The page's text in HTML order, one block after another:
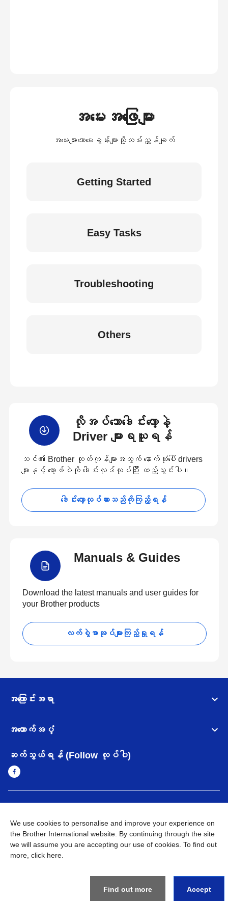
အမေးအဖြေများ
အမေးများသောမေးခွန်းများသို့လမ်းညွှန်ချက်
Getting Started
Easy Tasks
Troubleshooting
Others
လိုအပ်သောဒေါင်းလော့နဲ့
Driver များရယူရန်
သင်၏ Brother ထုတ်ကုန်များအတွက် နောက်ဆုံးပေါ် drivers
များနှင့် ဆော့ဖ်ဝဲကို ဒေါင်းလုဒ်လုပ်ပြီး ထည့်သွင်းပါ။
ဒေါင်းလော့လုပ်ထားသည်ကိုကြည့်ရန်
Manuals & Guides
Download the latest manuals and user guides for
your Brother products
လက်စွဲစာအုပ်များကြည့်ရှုရန်
အကြောင်းအရာ
အထောက်အပံ့
ဆက်သွယ်ရန် (Follow လုပ်ပါ)
အချက်အလက်မူဝါဒ အသုံးပြုမူဝါဒ
သုံးစွဲရန် ဝက်ဆိုဒ်အညွှန်း
Brother Global ဝက်ဆိုဒ်သို့သွားရန်
We use cookies to personalise and improve your experience on
the Brother International website. By continuing through the site
we will assume you are accepting our use of cookies. To find out
more, click here
Find out more Accept